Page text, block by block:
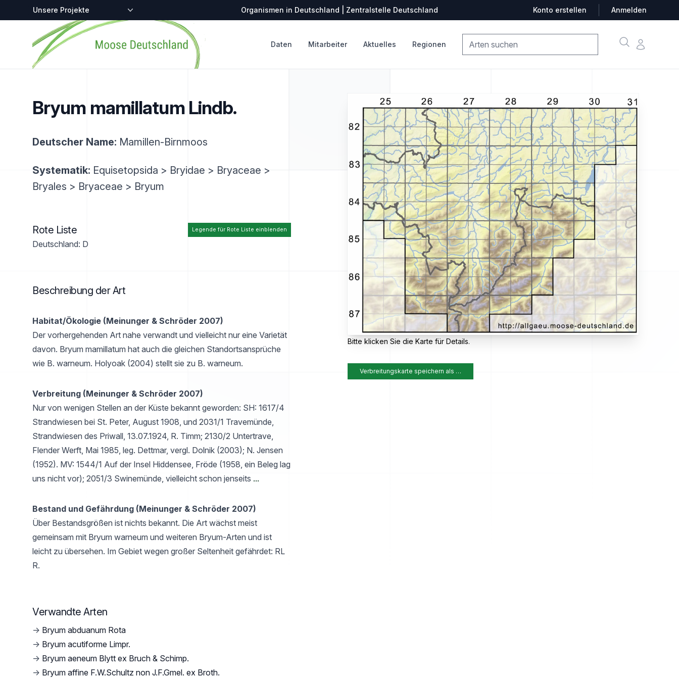
Zentralstellen-Projekte Organismen in Deutschland | Zentralstelle Deutschland Konto erstellen Anmelden
Startseite
Daten Mitarbeiter Aktuelles Regionen SucheKonto
Bryum mamillatum Lindb.
Deutscher Name: Mamillen-Birnmoos
Systematik: Equisetopsida > Bryidae > Bryaceae >
Bryales > Bryaceae > Bryum
Bitte klicken Sie die Karte für Details.
Verbreitungskarte speichern als …
Legende für Rote Liste einblenden
Rote Liste
Deutschland: D
Beschreibung der Art
Habitat/Ökologie (Meinunger & Schröder 2007)
Der vorhergehenden Art nahe verwandt und vielleicht nur eine Varietät
davon. Bryum mamillatum hat auch die gleichen Standortsansprüche
wie B. warneum. Holyoak (2004) stellt sie zu B. warneum.
Verbreitung (Meinunger & Schröder 2007)
Nur von wenigen Stellen an der Küste bekannt geworden: SH: 1617/4
Strandwiesen bei St. Peter, August 1908, und 2031/1 Travemünde,
Strandwiesen des Priwall, 13.07.1924, R. Timm; 2130/2 Untertrave,
Flender Werft, Mai 1985, leg. Dettmar, vergl. Dolnik (2003); N. Jensen
(1952). MV: 1544/1 Auf der Insel Hiddensee, Fröde (1958, ein Beleg lag
uns nicht vor); 2051/3 Swinemünde, vielleicht schon jenseits ...
Bestand und Gefährdung (Meinunger & Schröder 2007)
Über Bestandsgrößen ist nichts bekannt. Die Art wächst meist
gemeinsam mit Bryum warneum und weiteren Bryum-Arten und ist
leicht zu übersehen. Im Gebiet wegen großer Seltenheit gefährdet: RL
R.
Verwandte Arten
→ Bryum abduanum Rota
→ Bryum acutiforme Limpr.
→ Bryum aeneum Blytt ex Bruch & Schimp.
→ Bryum affine F.W.Schultz non J.F.Gmel. ex Broth.